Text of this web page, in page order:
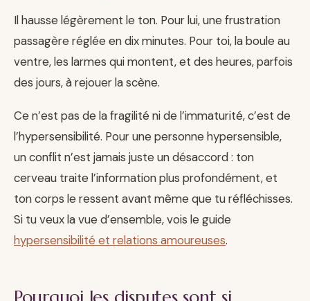
Il hausse légèrement le ton. Pour lui, une frustration
passagère réglée en dix minutes. Pour toi, la boule au
ventre, les larmes qui montent, et des heures, parfois
des jours, à rejouer la scène.
Ce n’est pas de la fragilité ni de l’immaturité, c’est de
l’hypersensibilité. Pour une personne hypersensible,
un conflit n’est jamais juste un désaccord : ton
cerveau traite l’information plus profondément, et
ton corps le ressent avant même que tu réfléchisses.
Si tu veux la vue d’ensemble, vois le guide
hypersensibilité et relations amoureuses.